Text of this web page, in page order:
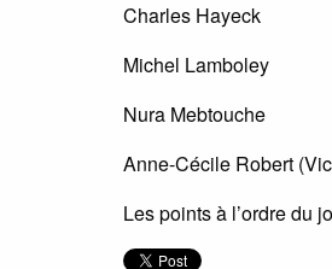
Charles Hayeck
Michel Lamboley
Nura Mebtouche
Anne-Cécile Robert
Les points à l’ordre du